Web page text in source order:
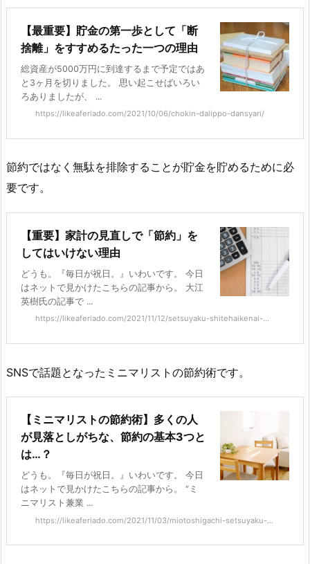
【最重要】貯金の第一歩として「断
捨離」をすすめるたった一つの理由
総資産が5000万円に到達するまで予定ではあ
と3ヶ月を切りました。 思い起こせばいろい
ろありましたが、 ...
https://likeaferiado.com/2021/10/06/chokin-daiippo-dansyari/
節約ではなく無駄を排除することが貯金を貯めるために必
要です。
【重要】家計の見直しで「節約」を
してはいけない理由
どうも。『毎日が祝日。』いわいです。 今日
はネットで見かけたこちらの記事から。 大江
英樹氏の記事で ...
https://likeaferiado.com/2021/11/12/setsuyaku-shitehaikenai-...
SNSで話題となったミニマリストの節約術です。
【ミニマリストの節約術】多くの人
が見落としがちな、節約の基本3つと
は…？
どうも。『毎日が祝日。』いわいです。 今日
はネットで見かけたこちらの記事から。 “ミ
ニマリスト兼業 ...
https://likeaferiado.com/2021/11/03/miotoshigachi-setsuyaku-...